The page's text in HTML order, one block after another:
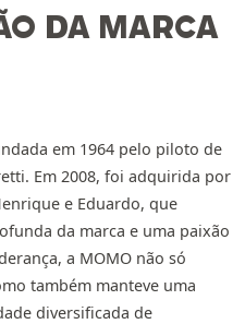
DA MARCA
em 1964 pelo piloto de
Em 2008, foi adquirida por
e Eduardo, que
da marca e uma paixão
a MOMO não só
também manteve uma
diversificada de